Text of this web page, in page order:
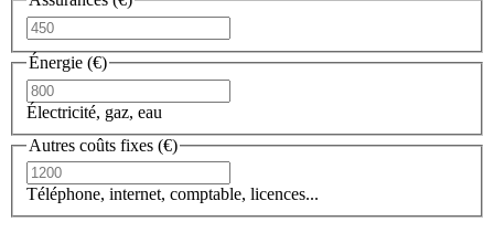
Énergie (€)
Électricité, gaz, eau
Autres coûts fixes (€)
Téléphone, internet, comptable, licences...